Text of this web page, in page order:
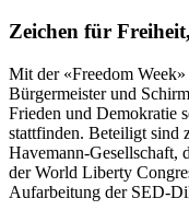
Zeichen für
Mit der «Freedom
Bürgermeister und
Frieden und Demokratie
stattfinden. Beteiligt sind
Havemann-Gesellschaft,
der World Liberty
Aufarbeitung der SED-